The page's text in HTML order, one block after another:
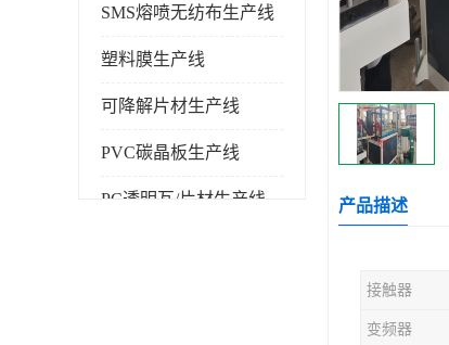
SMS熔喷无纺布生产线
塑料膜生产线
可降解片材生产线
PVC碳晶板生产线
PC透明瓦/片材生产线 产品描述
接触器
变频器